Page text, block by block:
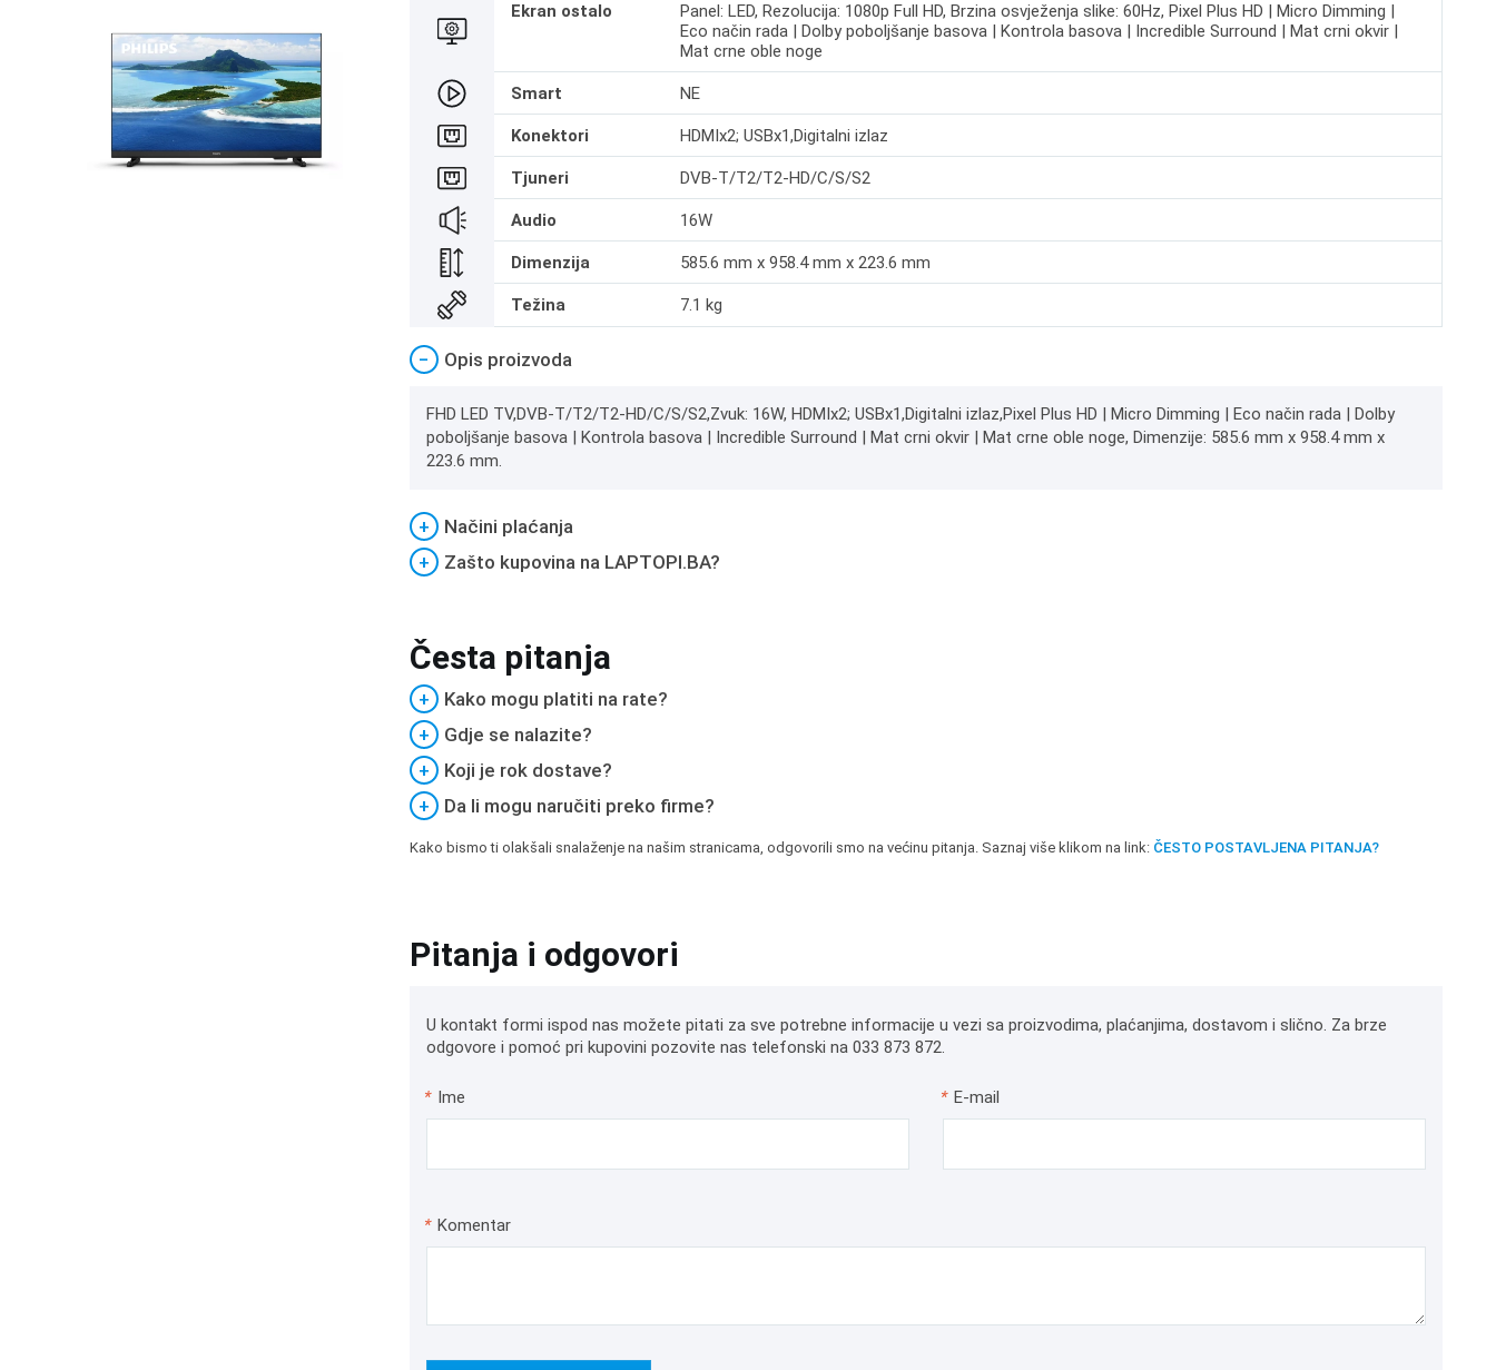
Ekran ostalo
Panel: LED, Rezolucija: 1080p Full HD, Brzina osvježenja slike: 60Hz, Pixel Plus HD | Micro Dimming |
Eco način rada | Dolby poboljšanje basova | Kontrola basova | Incredible Surround | Mat crni okvir |
Mat crne oble noge
Smart NE
Konektori HDMIx2; USBx1,Digitalni izlaz
Tjuneri DVB-T/T2/T2-HD/C/S/S2
Audio 16W
Dimenzija 585.6 mm x 958.4 mm x 223.6 mm
Težina 7.1 kg
− Opis proizvoda
FHD LED TV,DVB-T/T2/T2-HD/C/S/S2,Zvuk: 16W, HDMIx2; USBx1,Digitalni izlaz,Pixel Plus HD | Micro Dimming | Eco način rada | Dolby
poboljšanje basova | Kontrola basova | Incredible Surround | Mat crni okvir | Mat crne oble noge, Dimenzije: 585.6 mm x 958.4 mm x
223.6 mm.
+
Načini plaćanja
+
Zašto kupovina na LAPTOPI.BA?
Česta pitanja
+
Kako mogu platiti na rate?
+
Gdje se nalazite?
+
Koji je rok dostave?
+
Da li mogu naručiti preko firme?
Kako bismo ti olakšali snalaženje na našim stranicama, odgovorili smo na većinu pitanja. Saznaj više klikom na link: ČESTO POSTAVLJENA PITANJA?
Pitanja i odgovori
U kontakt formi ispod nas možete pitati za sve potrebne informacije u vezi sa proizvodima, plaćanjima, dostavom i slično. Za brze
odgovore i pomoć pri kupovini pozovite nas telefonski na 033 873 872.
* Ime * E-mail
* Komentar